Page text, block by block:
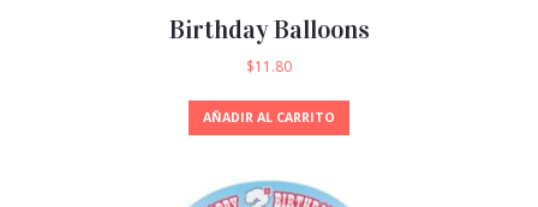
Birthday Balloons
$11.80
AÑADIR AL CARRITO